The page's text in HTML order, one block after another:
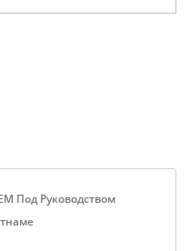
Под Руководством